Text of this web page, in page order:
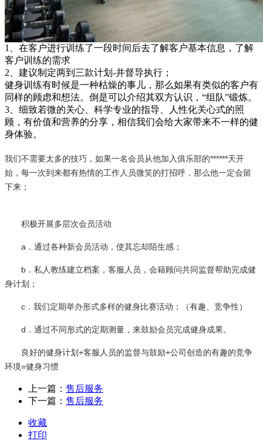
​1、在客户进行训练了一段时间后去了解客户基本信息，了解
客户训练的需求
2、建议制定两到三款计划-并督导执行；
健身训练有时候是一种枯燥的事儿，那么如果有类似的客户有
同样的顾虑和想法。倒是可以介绍其双方认识，“组队”锻炼。
3、细致若微的关心、科学专业的指导、人性化关心式的照
顾，有价值和营养的分享，相信我们会给大家带来不一样的健
身体验。
我们不需要太多的技巧，如果一名会员从他加入俱乐部的******天开
始，每一次到来都有热情的工作人员微笑的打招呼，那么他一定会留
下来；
积极开展多层次会员活动
a．通过各种新会员活动，使其忘却陌生感；
b．私人教练建立档案，客服人员，会籍顾问共同监督帮助完成健
身计划；
c．我们定期举办形式多样的健身比赛活动；（有趣、竞争性）
d．通过不同形式的定期测量，来鼓励会员完成健身成果。
良好的健身计划+客服人员的监督与鼓励+公司创造的有趣的竞争
环境=健身习惯
上一篇： 售后服务
下一篇： 售后服务
收藏
打印